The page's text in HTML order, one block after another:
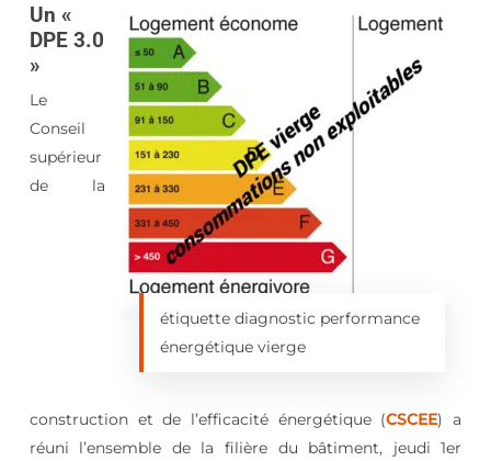
étiquette diagnostic performance
énergétique vierge
Un «
DPE 3.0
»
Le
Conseil
supérieur
de la
construction et de l’efficacité énergétique (CSCEE) a
réuni l’ensemble de la filière du bâtiment, jeudi 1er